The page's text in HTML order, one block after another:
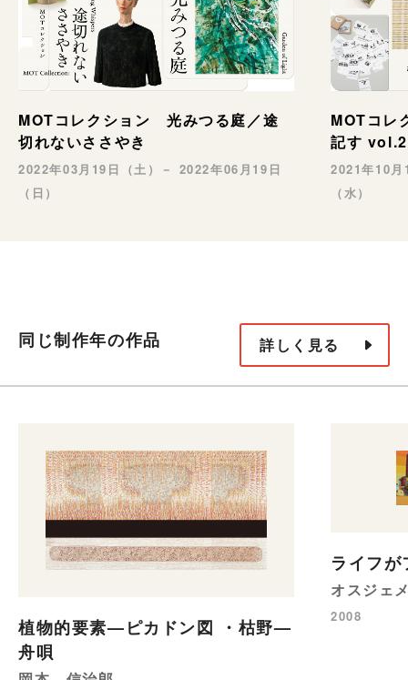
MOTコレクション 光みつる庭／途
切れないささやき
2022年03月19日（土）－ 2022年06月19日
（日）
MOTコ
記す vol.2
2021年10
（水）
同じ制作年の作品 詳しく見る
植物的要素—ピカドン図 ・枯野—
舟唄
ライフ
オスジェ
2008